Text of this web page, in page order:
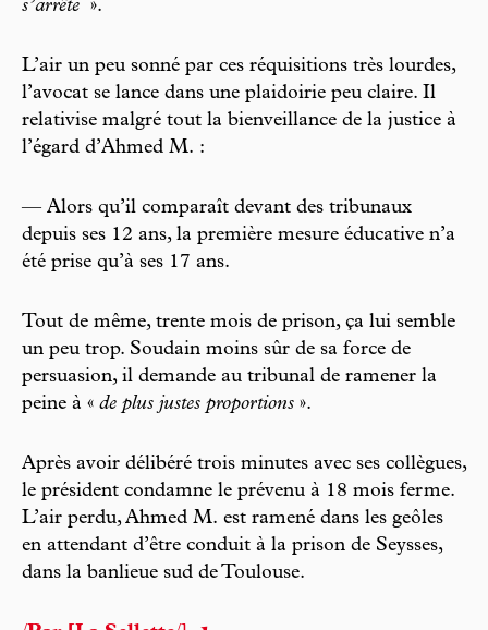
s’arrête ».
L’air un peu sonné par ces réquisitions très lourdes,
l’avocat se lance dans une plaidoirie peu claire. Il
relativise malgré tout la bienveillance de la justice à
l’égard d’Ahmed M. :
— Alors qu’il comparaît devant des tribunaux
depuis ses 12 ans, la première mesure éducative n’a
été prise qu’à ses 17 ans.
Tout de même, trente mois de prison, ça lui semble
un peu trop. Soudain moins sûr de sa force de
persuasion, il demande au tribunal de ramener la
peine à « de plus justes proportions ».
Après avoir délibéré trois minutes avec ses collègues,
le président condamne le prévenu à 18 mois ferme.
L’air perdu, Ahmed M. est ramené dans les geôles
en attendant d’être conduit à la prison de Seysses,
dans la banlieue sud de Toulouse.